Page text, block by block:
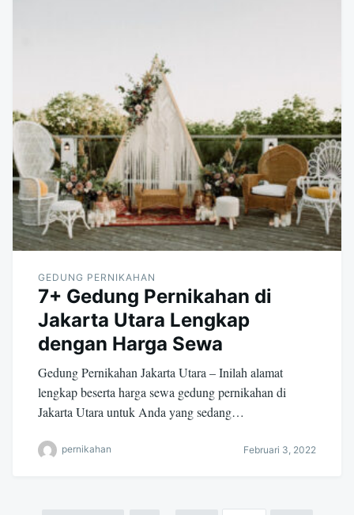
GEDUNG PERNIKAHAN
7+ Gedung Pernikahan di
Jakarta Utara Lengkap
dengan Harga Sewa
Gedung Pernikahan Jakarta Utara – Inilah alamat
lengkap beserta harga sewa gedung pernikahan di
Jakarta Utara untuk Anda yang sedang…
pernikahan Februari 3, 2022